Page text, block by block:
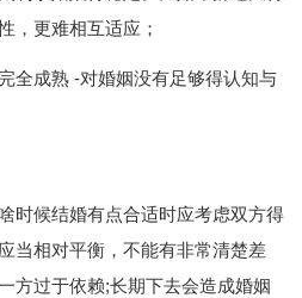
，更难相互适应；
全成熟 -对婚姻没有足够得认知与
时候结婚有点合适时应考虑双方得
当相对平衡，不能有非常清楚差
方过于依赖;长期下去会造成婚姻